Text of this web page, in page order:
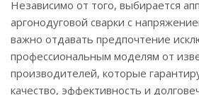
Независимо от того, выбирается
аргонодуговой сварки с
важно отдавать предпочтение
профессиональным моделям от
производителей, которые
качество, эффективность и